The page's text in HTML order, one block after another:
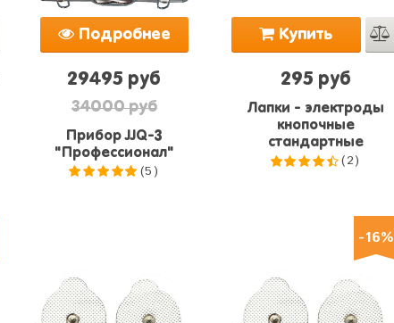
Подробнее
29495 руб
34000 руб
Прибор JJQ-3
"Профессионал"
(5)
Купить
295 руб
Лапки - электроды
кнопочные
стандартные
(2)
-16%